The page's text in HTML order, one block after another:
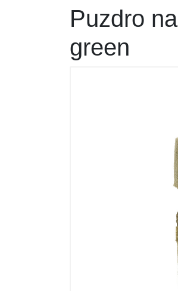
Dámske
Obuv a ponožky
Puzdro
green